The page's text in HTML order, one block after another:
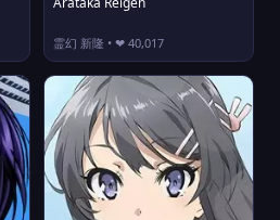
霊幻 新隆 • ❤ 40,017